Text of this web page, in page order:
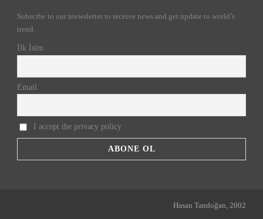
Subscrbe to our ntewsletter to receive news and get update to world’s
trend.
İlk İsim
Email
I accept the privacy policy
Hasan Tandoğan, 2002